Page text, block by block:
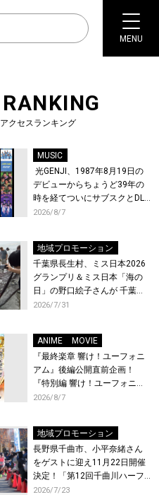
MENU
RANKING
アクセスランキング
MUSIC
光GENJI、1987年8月19日の
デビューからちょうど39年の
時を経てついにサブスクとDL
配信が解禁！
2026/8/7
地域プロモーション
千葉県長生村、ミス日本2026
グランプリ＆ミス日本「海の
日」の野口絵子さんが 千葉県
唯一の村・長生村で地引網を
2026/7/31
ANIME
MOVIE
『最終楽章 響け！ユーフォニ
アム』後編公開直前企画！
『特別編 響け！ユーフォニア
ム〜アンサンブルコンテス
映が決定！
2026/8/7
地域プロモーション
長野県千曲市、小平奈緒さん
をゲストに迎え11月22日開催
決定！「第12回千曲川ハーフ
マラソン」エントリー受付開
2026/7/23